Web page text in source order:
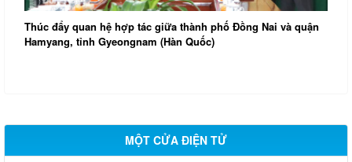
Thúc đẩy quan hệ hợp tác giữa thành phố Đồng Nai và quận
Hamyang, tỉnh Gyeongnam (Hàn Quốc)
MỘT CỬA ĐIỆN TỬ